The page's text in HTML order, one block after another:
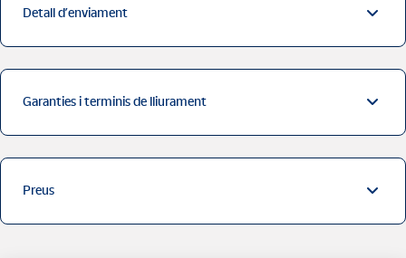
Detall d’enviament
Garanties i terminis de lliurament
Preus